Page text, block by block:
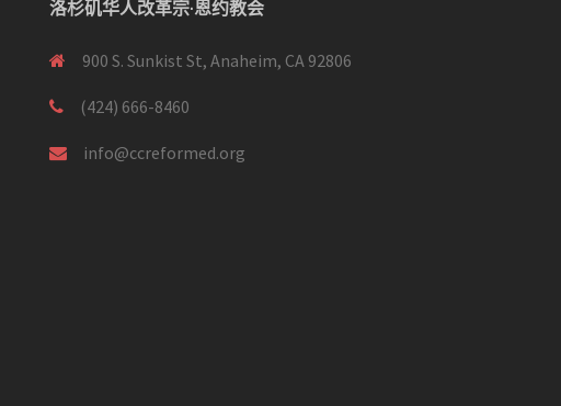
洛杉矶华人改革宗·恩约教会
900 S. Sunkist St, Anaheim, CA 92806
(424) 666-8460
info@ccreformed.org